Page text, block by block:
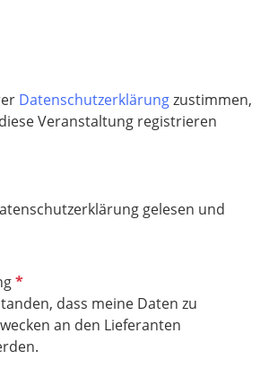
Datenschutzerklärungzustimmen,
Veranstaltung registrieren
gelesen und
P
f
l
i
dass meine Daten zu
an den Lieferanten